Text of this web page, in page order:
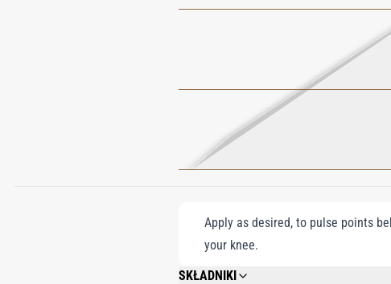
Apply as desired, to pulse points
your knee.
SKŁADNIKI